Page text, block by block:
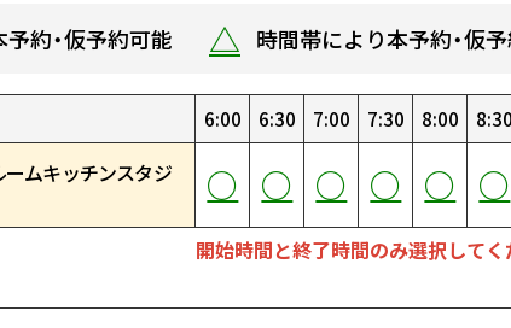
予約・仮予約可能 △ 時間帯により本予約・仮予
ムキッチンスタジ
○ ○ ○
21:30
○
22:00
○
22:30
○
23:00
○
23:30
○
○ ○ ○
14:00
○
14:30
○
15:00
○
15:30
○
16:00
○ ○
○ ○ ○
6:00
○
6:30
○
7:00
○
7:30
○
8:00
○
8:30
○
0:00
○
0:30
○
開始時間と終了時間のみ選択してく